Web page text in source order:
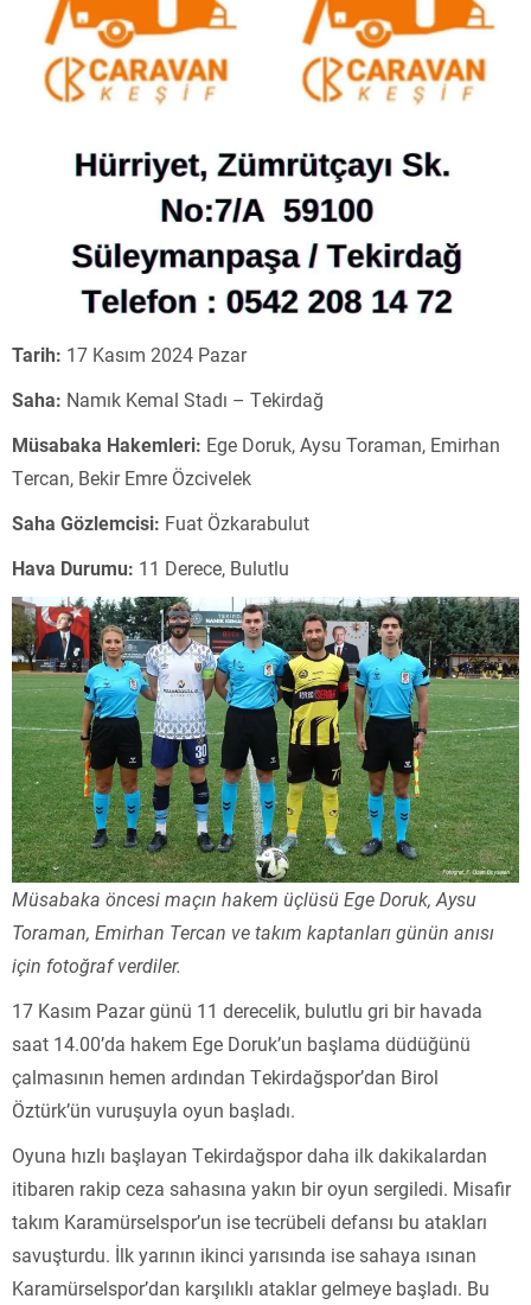
Tarih: 17 Kasım 2024 Pazar
Saha: Namık Kemal Stadı – Tekirdağ
Müsabaka Hakemleri: Ege Doruk, Aysu Toraman, Emirhan
Tercan, Bekir Emre Özcivelek
Saha Gözlemcisi: Fuat Özkarabulut
Hava Durumu: 11 Derece, Bulutlu
Müsabaka öncesi maçın hakem üçlüsü Ege Doruk, Aysu
Toraman, Emirhan Tercan ve takım kaptanları günün anısı
için fotoğraf verdiler.
17 Kasım Pazar günü 11 derecelik, bulutlu gri bir havada
saat 14.00’da hakem Ege Doruk’un başlama düdüğünü
çalmasının hemen ardından Tekirdağspor’dan Birol
Öztürk’ün vuruşuyla oyun başladı.
Oyuna hızlı başlayan Tekirdağspor daha ilk dakikalardan
itibaren rakip ceza sahasına yakın bir oyun sergiledi. Misafir
takım Karamürselspor’un ise tecrübeli defansı bu atakları
savuşturdu. İlk yarının ikinci yarısında ise sahaya ısınan
Karamürselspor’dan karşılıklı ataklar gelmeye başladı. Bu